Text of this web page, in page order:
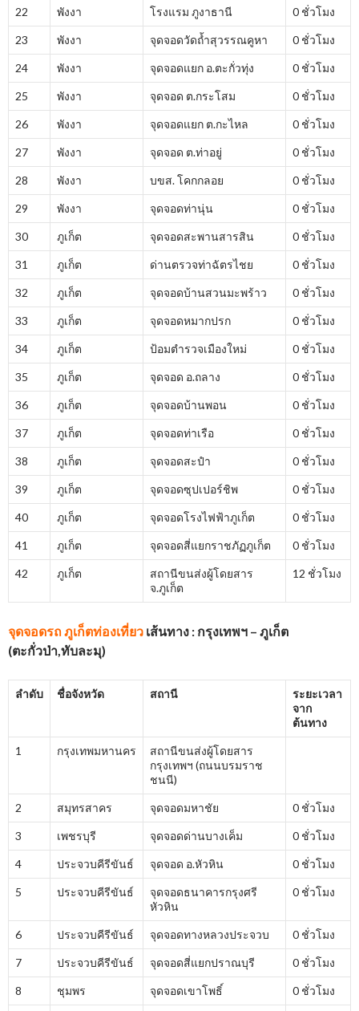
22 พังงา โรงแรม ภูงาธานี 0 ชั่วโมง
23 พังงา จุดจอดวัดถ้ำสุวรรณคูหา 0 ชั่วโมง
24 พังงา จุดจอดแยก อ.ตะกั่วทุ่ง 0 ชั่วโมง
25 พังงา จุดจอด ต.กระโสม 0 ชั่วโมง
26 พังงา จุดจอดแยก ต.กะไหล 0 ชั่วโมง
27 พังงา จุดจอด ต.ท่าอยู่ 0 ชั่วโมง
28 พังงา บขส. โคกกลอย 0 ชั่วโมง
29 พังงา จุดจอดท่านุ่น 0 ชั่วโมง
30 ภูเก็ต จุดจอดสะพานสารสิน 0 ชั่วโมง
31 ภูเก็ต ด่านตรวจท่าฉัตรไชย 0 ชั่วโมง
32 ภูเก็ต จุดจอดบ้านสวนมะพร้าว 0 ชั่วโมง
33 ภูเก็ต จุดจอดหมากปรก 0 ชั่วโมง
34 ภูเก็ต ป้อมตำรวจเมืองใหม่ 0 ชั่วโมง
35 ภูเก็ต จุดจอด อ.ถลาง 0 ชั่วโมง
36 ภูเก็ต จุดจอดบ้านพอน 0 ชั่วโมง
37 ภูเก็ต จุดจอดท่าเรือ 0 ชั่วโมง
38 ภูเก็ต จุดจอดสะปำ 0 ชั่วโมง
39 ภูเก็ต จุดจอดซุปเปอร์ชิพ 0 ชั่วโมง
40 ภูเก็ต จุดจอดโรงไฟฟ้าภูเก็ต 0 ชั่วโมง
41 ภูเก็ต จุดจอดสี่แยกราชภัฏภูเก็ต 0 ชั่วโมง
42 ภูเก็ต
สถานีขนส่งผู้โดยสาร
จ.ภูเก็ต
12 ชั่วโมง
จุดจอดรถ ภูเก็ตท่องเที่ยว เส้นทาง : กรุงเทพฯ – ภูเก็ต
(ตะกั่วป่า,ทับละมุ)
ลำดับ ชื่อจังหวัด สถานี
ระยะเวลา
จาก
ต้นทาง
1 กรุงเทพมหานคร
สถานีขนส่งผู้โดยสาร
กรุงเทพฯ (ถนนบรมราช
ชนนี)
2 สมุทรสาคร จุดจอดมหาชัย 0 ชั่วโมง
3 เพชรบุรี จุดจอดด่านบางเค็ม 0 ชั่วโมง
4 ประจวบคีรีขันธ์ จุดจอด อ.หัวหิน 0 ชั่วโมง
5 ประจวบคีรีขันธ์
จุดจอดธนาคารกรุงศรี
หัวหิน
0 ชั่วโมง
6 ประจวบคีรีขันธ์ จุดจอดทางหลวงประจวบ 0 ชั่วโมง
7 ประจวบคีรีขันธ์ จุดจอดสี่แยกปราณบุรี 0 ชั่วโมง
8 ชุมพร จุดจอดเขาโพธิ์ 0 ชั่วโมง